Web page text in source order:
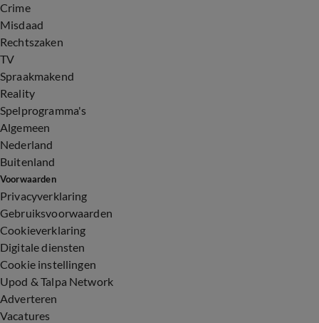
Crime
Misdaad
Rechtszaken
TV
Spraakmakend
Reality
Spelprogramma's
Algemeen
Nederland
Buitenland
Voorwaarden
Privacyverklaring
Gebruiksvoorwaarden
Cookieverklaring
Digitale diensten
Cookie instellingen
Upod & Talpa Network
Adverteren
Vacatures